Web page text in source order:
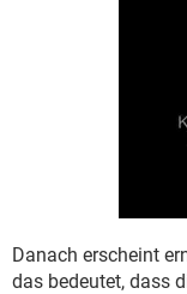
Danach erscheint
das bedeutet, dass